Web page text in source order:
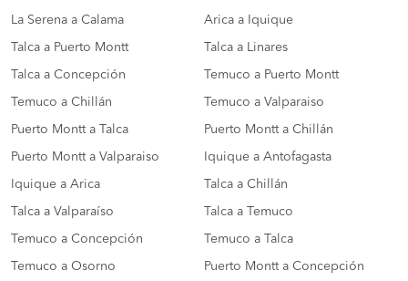
La Serena a Calama Arica a Iquique
Talca a Puerto Montt Talca a Linares
Talca a Concepción Temuco a Puerto Montt
Temuco a Chillán Temuco a Valparaiso
Puerto Montt a Talca Puerto Montt a Chillán
Puerto Montt a Valparaiso Iquique a Antofagasta
Iquique a Arica Talca a Chillán
Talca a Valparaíso Talca a Temuco
Temuco a Concepción Temuco a Talca
Temuco a Osorno Puerto Montt a Concepción